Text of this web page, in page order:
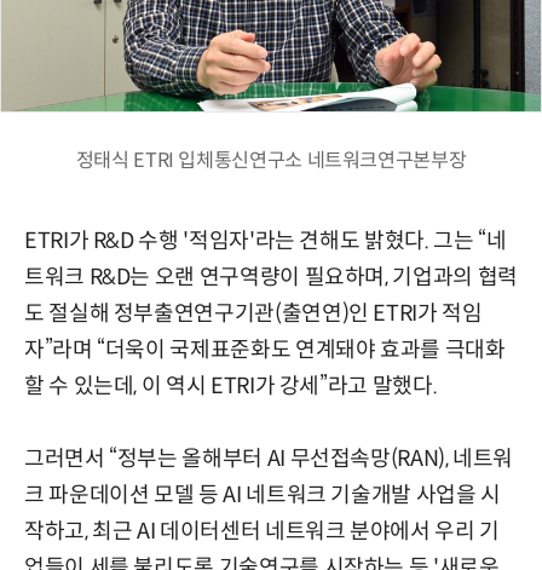
정태식 ETRI 입체통신연구소 네트워크연구본부장
ETRI가 R&D 수행 '적임자'라는 견해도 밝혔다. 그는 “네
트워크 R&D는 오랜 연구역량이 필요하며, 기업과의 협력
도 절실해 정부출연연구기관(출연연)인 ETRI가 적임
자”라며 “더욱이 국제표준화도 연계돼야 효과를 극대화
할 수 있는데, 이 역시 ETRI가 강세”라고 말했다.
그러면서 “정부는 올해부터 AI 무선접속망(RAN), 네트워
크 파운데이션 모델 등 AI 네트워크 기술개발 사업을 시
작하고, 최근 AI 데이터센터 네트워크 분야에서 우리 기